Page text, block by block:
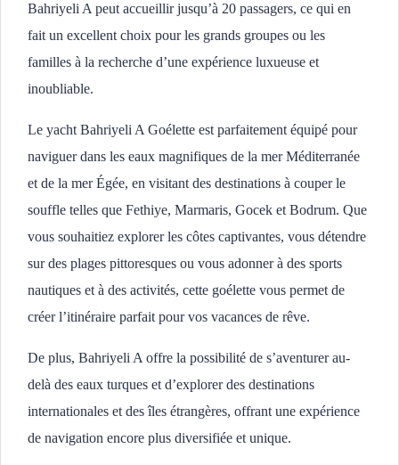
Bahriyeli A peut accueillir jusqu’à 20 passagers, ce qui en
fait un excellent choix pour les grands groupes ou les
familles à la recherche d’une expérience luxueuse et
inoubliable.
Le yacht Bahriyeli A Goélette est parfaitement équipé pour
naviguer dans les eaux magnifiques de la mer Méditerranée
et de la mer Égée, en visitant des destinations à couper le
souffle telles que Fethiye, Marmaris, Gocek et Bodrum. Que
vous souhaitiez explorer les côtes captivantes, vous détendre
sur des plages pittoresques ou vous adonner à des sports
nautiques et à des activités, cette goélette vous permet de
créer l’itinéraire parfait pour vos vacances de rêve.
De plus, Bahriyeli A offre la possibilité de s’aventurer au-
delà des eaux turques et d’explorer des destinations
internationales et des îles étrangères, offrant une expérience
de navigation encore plus diversifiée et unique.